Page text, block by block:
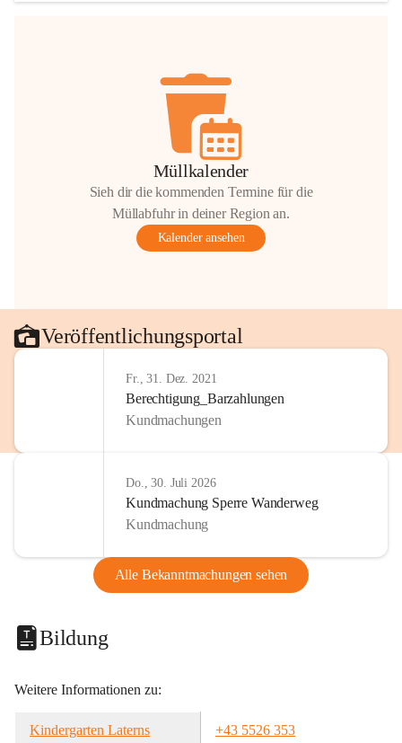
Müllkalender
Sieh dir die kommenden Termine für die
Müllabfuhr in deiner Region an.
Kalender ansehen
Veröffentlichungsportal
Fr., 31. Dez. 2021
Berechtigung_Barzahlungen
Kundmachungen
Do., 30. Juli 2026
Kundmachung Sperre Wanderweg
Kundmachung
Alle Bekanntmachungen sehen
Bildung
Weitere Informationen zu:
Kindergarten Laterns
+43 5526 353